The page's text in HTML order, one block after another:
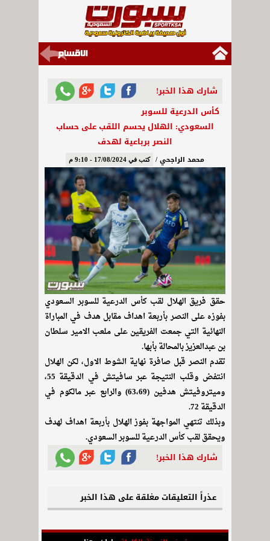
شارك هذا الخبر!
كأس الدرعية للسوبر
السعودي: الهلال يحسم اللقب على حساب
النصر برباعية لهدف
محمد الراجحي / كتب في 17/08/2024 - 9:10 م
حقق فريق الهلال لقب كأس الدرعية للسوبر السعودي
بفوزه على النصر بأربعة اهداف مقابل هدف في المباراة
النهائية التي جمعت الفريقين على ملعب الامير سلطان
بن عبدالعزيز بالمحالة بأبها.
تقدم النصر قبل صافرة نهاية الشوط الاول، لكن الهلال
انتفض وقلب النتيجة عبر سافيتش في الدقيقة 55،
وميتروفيتش هدفين (63،69) والرابع عبر مالكوم في
الدقيقة 72.
وبذلك تنتهي المواجهة بفوز الهلال بأربعة اهداف لهدف
ويحقق لقب كأس الدرعية للسوبر السعودي.
شارك هذا الخبر!
عذراً التعليقات مغلقة على هذا الخبر